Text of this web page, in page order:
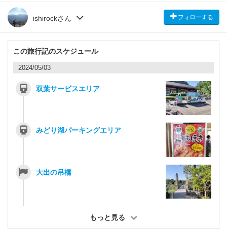
ishirockさん フォローする
この旅行記のスケジュール
2024/05/03
双葉サービスエリア
みどり湖パーキングエリア
大出の吊橋
もっと見る